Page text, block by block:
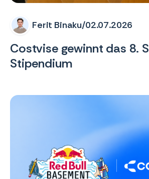
Ferit Binaku/02.07.2026
Costvise gewinnt das 8.
Stipendium